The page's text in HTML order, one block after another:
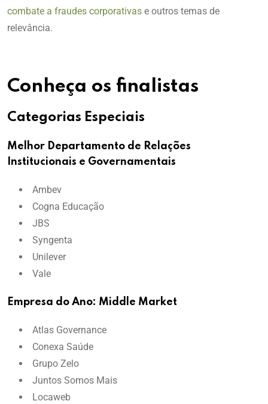
combate a fraudes corporativas e outros temas de
relevância.
Conheça os finalistas
Categorias Especiais
Melhor Departamento de Relações
Institucionais e Governamentais
Ambev
Cogna Educação
JBS
Syngenta
Unilever
Vale
Empresa do Ano: Middle Market
Atlas Governance
Conexa Saúde
Grupo Zelo
Juntos Somos Mais
Locaweb